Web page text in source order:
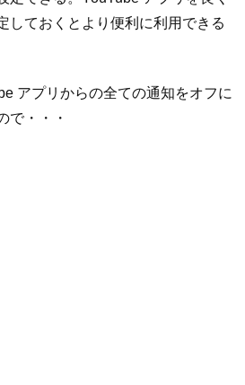
しておくとより便利に利用できる
アプリからの全ての通知をオフに
で・・・